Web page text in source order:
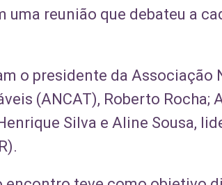
uma reunião que debateu a
o presidente da Associação
(ANCAT), Roberto Rocha;
Silva e Aline Sousa,